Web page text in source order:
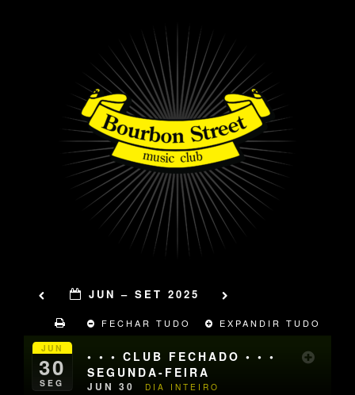
JUN – SET 2025
FECHAR TUDO EXPANDIR TUDO
JUN
30
SEG
• • • CLUB FECHADO • • •
SEGUNDA-FEIRA
JUN 30 DIA INTEIRO